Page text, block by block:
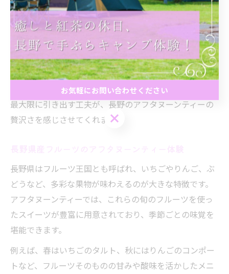
楽しめます。カモミールの優しい香りが加わることで、
心身ともにリラックスできるのも魅力の一つです。
また、地元食材を用いたスイーツやサンドイッチは、素
材本来の風味を活かしながらも、見た目にも華やか。例
えば、季節ごとに変わるフルーツや自家製ジャムなど、
訪れるたびに新しい発見があります。地元食材の良さを
最大限に引き出す工夫が、長野のアフタヌーンティーの
贅沢さを感じさせてくれます。
長野県はフルーツ王国とも呼ばれ、いちごやりんご、ぶ
どうなど、多彩な果物が味わえるのが大きな特徴です。
アフタヌーンティーでは、これらの旬のフルーツを使っ
たスイーツが豊富に用意されており、季節ごとの味覚を
堪能できます。
例えば、春はいちごのタルト、秋にはりんごのコンポー
トなど、フルーツそのものの甘みや酸味を活かしたメニ
お気軽にお問い合わせください
お気軽にお問い合わせください